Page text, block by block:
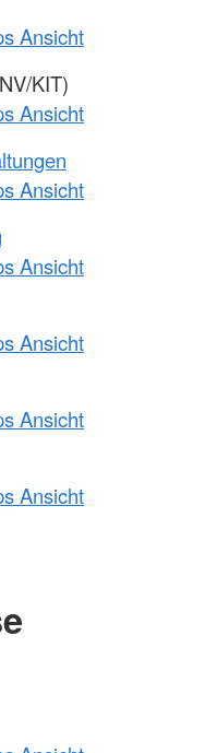
Ansicht
KIT)
Ansicht
Ansicht
Ansicht
Ansicht
Ansicht
Ansicht